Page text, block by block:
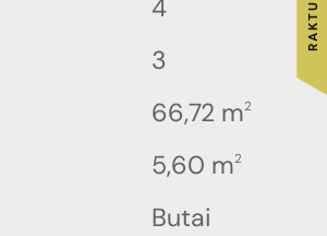
4
3
66,72 m2
5,60 m2
Butai